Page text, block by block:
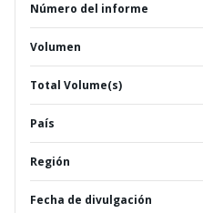
Número del informe
Volumen
Total Volume(s)
País
Región
Fecha de divulgación